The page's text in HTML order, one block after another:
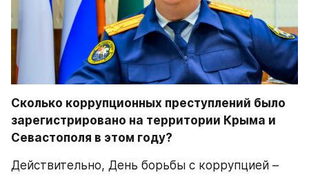
Сколько коррупционных преступлений было
зарегистрировано на территории Крыма и
Севастополя в этом году?
Действительно, День борьбы с коррупцией –